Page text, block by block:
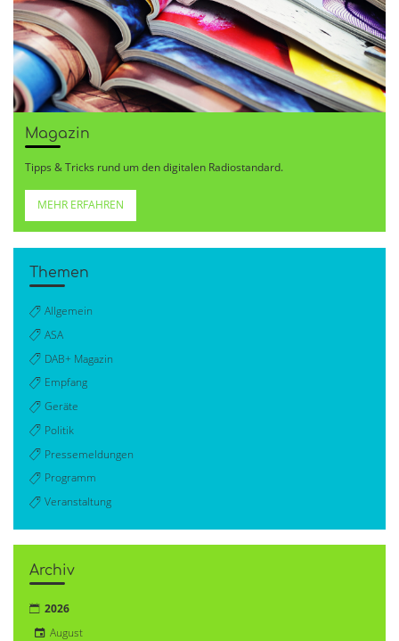
Magazin
Tipps & Tricks rund um den digitalen Radiostandard.
MEHR ERFAHREN
Themen
Allgemein
ASA
DAB+ Magazin
Empfang
Geräte
Politik
Pressemeldungen
Programm
Veranstaltung
Archiv
2026
August